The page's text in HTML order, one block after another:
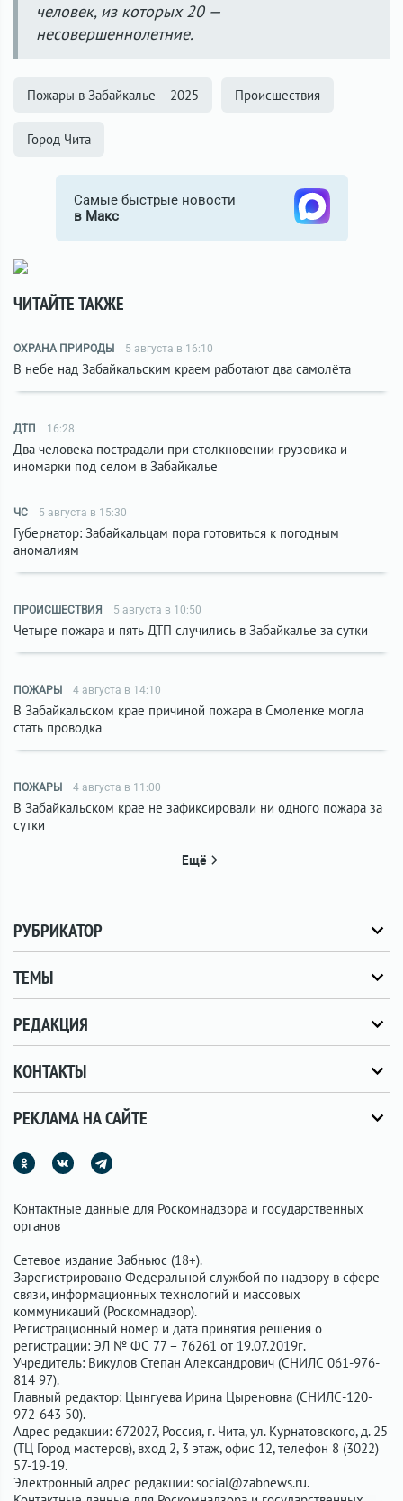
человек, из которых 20 —
несовершеннолетние.
Пожары в Забайкалье – 2025 Происшествия
Город Чита
Самые быстрые новости
в Макс
ЧИТАЙТЕ ТАКЖЕ
ОХРАНА ПРИРОДЫ 5 августа в 16:10
В небе над Забайкальским краем работают два самолёта
ДТП 16:28
Два человека пострадали при столкновении грузовика и
иномарки под селом в Забайкалье
ЧС 5 августа в 15:30
Губернатор: Забайкальцам пора готовиться к погодным
аномалиям
ПРОИСШЕСТВИЯ 5 августа в 10:50
Четыре пожара и пять ДТП случились в Забайкалье за сутки
ПОЖАРЫ 4 августа в 14:10
В Забайкальском крае причиной пожара в Смоленке могла
стать проводка
ПОЖАРЫ 4 августа в 11:00
В Забайкальском крае не зафиксировали ни одного пожара за
сутки
Ещё
РУБРИКАТОР
ТЕМЫ
РЕДАКЦИЯ
КОНТАКТЫ
РЕКЛАМА НА САЙТЕ
Контактные данные для Роскомнадзора и государственных
органов
Сетевое издание Забньюс (18+).
Зарегистрировано Федеральной службой по надзору в сфере
связи, информационных технологий и массовых
коммуникаций (Роскомнадзор).
Регистрационный номер и дата принятия решения о
регистрации: ЭЛ № ФС 77 – 76261 от 19.07.2019г.
Учредитель: Викулов Степан Александрович (СНИЛС 061-976-
814 97).
Главный редактор: Цынгуева Ирина Цыреновна (СНИЛС-120-
972-643 50).
Адрес редакции: 672027, Россия, г. Чита, ул. Курнатовского, д. 25
(ТЦ Город мастеров), вход 2, 3 этаж, офис 12, телефон 8 (3022)
57-19-19.
Электронный адрес редакции: social@zabnews.ru.